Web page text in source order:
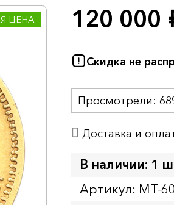
ЦЕНА 120 000
Скидка не
Просмотрели:
Доставка и
В наличии: 1
Артикул: MT-